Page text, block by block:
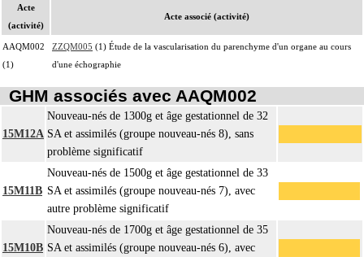
Acte
(activité)
Acte associé (activité)
AAQM002
(1)
ZZQM005 (1) Étude de la vascularisation du parenchyme d'un organe au cours
d'une échographie
GHM associés avec AAQM002
15M12A
Nouveau-nés de 1300g et âge gestationnel de 32
SA et assimilés (groupe nouveau-nés 8), sans
problème significatif
15M11B
Nouveau-nés de 1500g et âge gestationnel de 33
SA et assimilés (groupe nouveau-nés 7), avec
autre problème significatif
15M10B
Nouveau-nés de 1700g et âge gestationnel de 35
SA et assimilés (groupe nouveau-nés 6), avec